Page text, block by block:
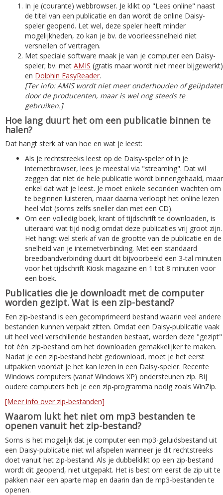
In je (courante) webbrowser. Je klikt op "Lees online" naast
de titel van een publicatie en dan wordt de online Daisy-
speler geopend. Let wel, deze speler heeft minder
mogelijkheden, zo kan je bv. de voorleessnelheid niet
versnellen of vertragen.
Met speciale software maak je van je computer een Daisy-
speler; bv. met AMIS (gratis maar wordt niet meer bijgewerkt)
en Dolphin EasyReader.
[Ter info: AMIS wordt niet meer onderhouden of geüpdatet
door de producenten, maar is wel nog steeds te
gebruiken.]
Hoe lang duurt het om een publicatie binnen te
halen?
Dat hangt sterk af van hoe en wat je leest:
Als je rechtstreeks leest op de Daisy-speler of in je
internetbrowser, lees je meestal via "streaming". Dat wil
zeggen dat niet de hele publicatie wordt binnengehaald, maar
enkel dat wat je leest. Je moet enkele seconden wachten om
te beginnen luisteren, maar daarna verloopt het online lezen
heel vlot (soms zelfs sneller dan met een CD).
Om een volledig boek, krant of tijdschrift te downloaden, is
uiteraard wat tijd nodig omdat deze publicaties vrij groot zijn.
Het hangt wel sterk af van de grootte van de publicatie en de
snelheid van je internetverbinding. Met een standaard
breedbandverbinding duurt dit bijvoorbeeld een 3-tal minuten
voor het tijdschrift Kiosk magazine en 1 tot 8 minuten voor
een boek.
Publicaties die je downloadt met de computer
worden gezipt. Wat is een zip-bestand?
Een zip-bestand is een gecomprimeerd bestand waarin veel andere
bestanden kunnen verpakt zitten. Omdat een Daisy-publicatie vaak
uit heel veel verschillende bestanden bestaat, worden deze "gezipt"
tot één .zip-bestand om het downloaden gemakkelijker te maken.
Nadat je een zip-bestand hebt gedownload, moet je het eerst
uitpakken voordat je het kan lezen in een Daisy-speler. Recente
Windows computers (vanaf Windows XP) ondersteunen zip. Bij
oudere computers heb je een zip-programma nodig zoals WinZip.
[Meer info over zip-bestanden]
Waarom lukt het niet om mp3 bestanden te
openen vanuit het zip-bestand?
Soms is het mogelijk dat je computer een mp3-geluidsbestand uit
een Daisy-publicatie niet wil afspelen wanneer je dit rechtstreeks
doet vanuit het zip-bestand. Als je dubbelklikt op een zip-bestand
wordt dit geopend, niet uitgepakt. Het is best om eerst de zip uit te
pakken naar een aparte map en daarin dan de mp3-bestanden te
openen.